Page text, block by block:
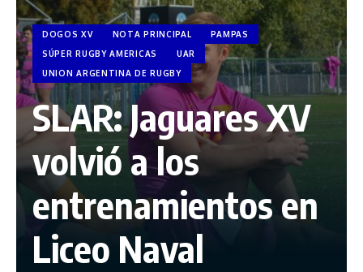
DOGOS XV NOTA PRINCIPAL
PAMPAS
SÚPER RUGBY AMERICAS
UAR
UNION ARGENTINA DE RUGBY
SLAR: Jaguares XV
volvió a los
entrenamientos en
Liceo Naval